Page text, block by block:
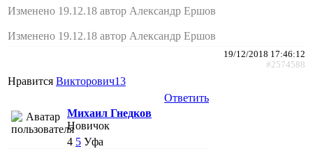
Изменено 19.12.18 автор Александр Ершов
Изменено 19.12.18 автор Александр Ершов
19/12/2018 17:46:12
#2574588
Нравится Викторович13
Ответить
Михаил Гнедков
Новичок
4 5 Уфа